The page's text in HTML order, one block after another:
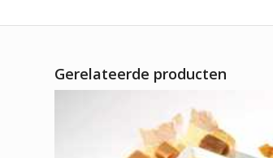
Gerelateerde producten